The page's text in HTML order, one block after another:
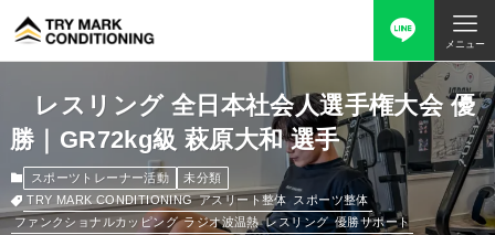
メニュー
レスリング 全日本社会人選手権大会 優
勝｜GR72kg級 萩原大和 選手
スポーツトレーナー活動
未分類
TRY MARK CONDITIONING アスリート整体 スポーツ整体
ファンクショナルカッピング ラジオ波温熱 レスリング 優勝サポート